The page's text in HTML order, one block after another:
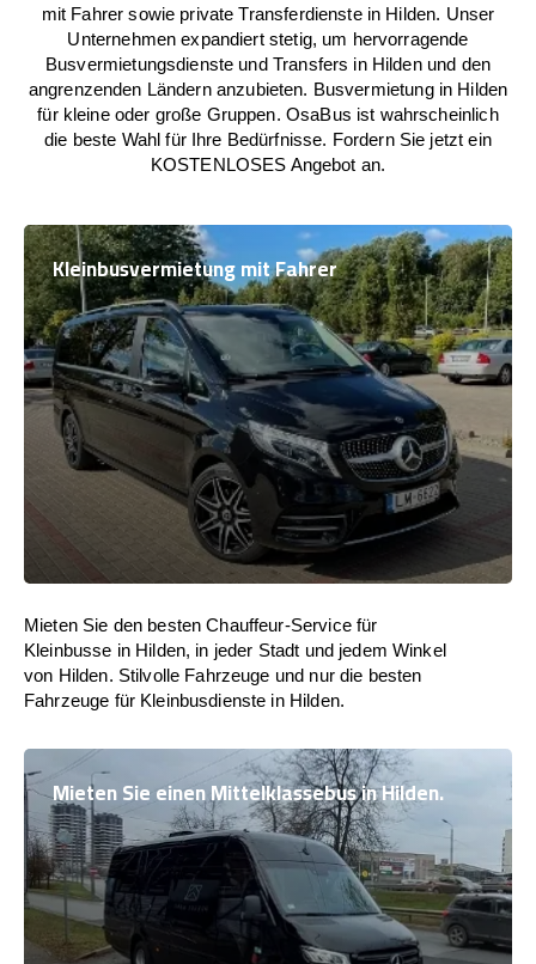
mit Fahrer sowie private Transferdienste in Hilden. Unser
Unternehmen expandiert stetig, um hervorragende
Busvermietungsdienste und Transfers in Hilden und den
angrenzenden Ländern anzubieten. Busvermietung in Hilden
für kleine oder große Gruppen. OsaBus ist wahrscheinlich
die beste Wahl für Ihre Bedürfnisse. Fordern Sie jetzt ein
KOSTENLOSES Angebot an.
Kleinbusvermietung mit Fahrer
Mieten Sie den besten Chauffeur-Service für
Kleinbusse in Hilden, in jeder Stadt und jedem Winkel
von Hilden. Stilvolle Fahrzeuge und nur die besten
Fahrzeuge für Kleinbusdienste in Hilden.
Mieten Sie einen Mittelklassebus in Hilden.